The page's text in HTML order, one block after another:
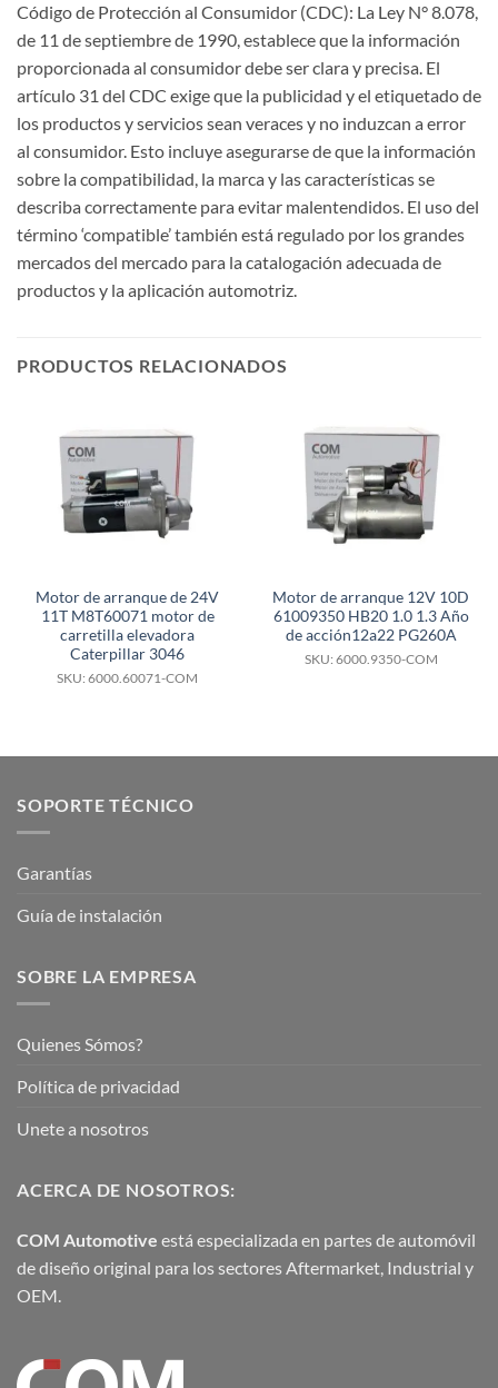
Código de Protección al Consumidor (CDC): La Ley N° 8.078,
de 11 de septiembre de 1990, establece que la información
proporcionada al consumidor debe ser clara y precisa. El
artículo 31 del CDC exige que la publicidad y el etiquetado de
los productos y servicios sean veraces y no induzcan a error
al consumidor. Esto incluye asegurarse de que la información
sobre la compatibilidad, la marca y las características se
describa correctamente para evitar malentendidos. El uso del
término ‘compatible’ también está regulado por los grandes
mercados del mercado para la catalogación adecuada de
productos y la aplicación automotriz.
PRODUCTOS RELACIONADOS
Motor de arranque de 24V
11T M8T60071 motor de
carretilla elevadora
Caterpillar 3046
SKU: 6000.60071-COM
Motor de arranque 12V 10D
61009350 HB20 1.0 1.3 Año
de acción12a22 PG260A
SKU: 6000.9350-COM
SOPORTE TÉCNICO
Garantías
Guía de instalación
SOBRE LA EMPRESA
Quienes Sómos?
Política de privacidad
Unete a nosotros
ACERCA DE NOSOTROS:
COM Automotive está especializada en partes de automóvil
de diseño original para los sectores Aftermarket, Industrial y
OEM.